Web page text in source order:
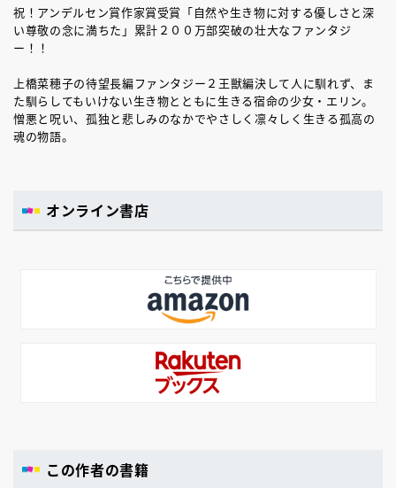
祝！アンデルセン賞作家賞受賞「自然や生き物に対する優しさと深
い尊敬の念に満ちた」累計２００万部突破の壮大なファンタジ
ー！！
上橋菜穂子の待望長編ファンタジー２王獣編決して人に馴れず、ま
た馴らしてもいけない生き物とともに生きる宿命の少女・エリン。
憎悪と呪い、孤独と悲しみのなかでやさしく凛々しく生きる孤高の
魂の物語。
オンライン書店
この作者の書籍